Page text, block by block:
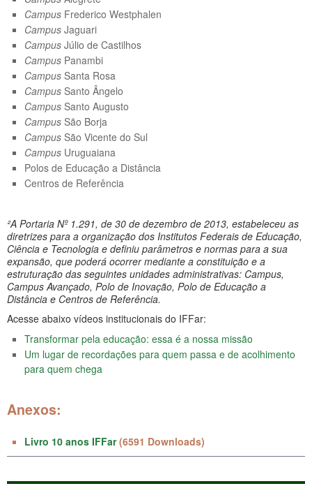
Campus Frederico Westphalen
Campus Jaguari
Campus Júlio de Castilhos
Campus Panambi
Campus Santa Rosa
Campus Santo Ângelo
Campus Santo Augusto
Campus São Borja
Campus São Vicente do Sul
Campus Uruguaiana
Polos de Educação a Distância
Centros de Referência
²A Portaria Nº 1.291, de 30 de dezembro de 2013, estabeleceu as
diretrizes para a organização dos Institutos Federais de Educação,
Ciência e Tecnologia e definiu parâmetros e normas para a sua
expansão, que poderá ocorrer mediante a constituição e a
estruturação das seguintes unidades administrativas: Campus,
Campus Avançado, Polo de Inovação, Polo de Educação a
Distância e Centros de Referência.
Acesse abaixo vídeos institucionais do IFFar:
Transformar pela educação: essa é a nossa missão
Um lugar de recordações para quem passa e de acolhimento
para quem chega
Anexos:
Livro 10 anos IFFar (6591 Downloads)